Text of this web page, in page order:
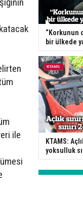
ile
“Korkunun
bir ülkede
KTAMS:
yoksulluk